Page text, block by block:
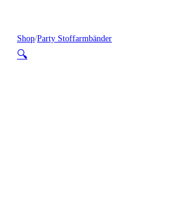
Shop/Party Stoffarmbänder
🔍